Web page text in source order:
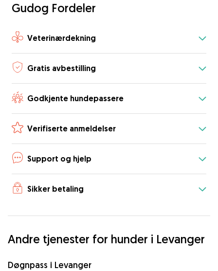
Gudog Fordeler
Veterinærdekning
Gratis avbestilling
Godkjente hundepassere
Verifiserte anmeldelser
Support og hjelp
Sikker betaling
Andre tjenester for hunder i Levanger
Døgnpass i Levanger